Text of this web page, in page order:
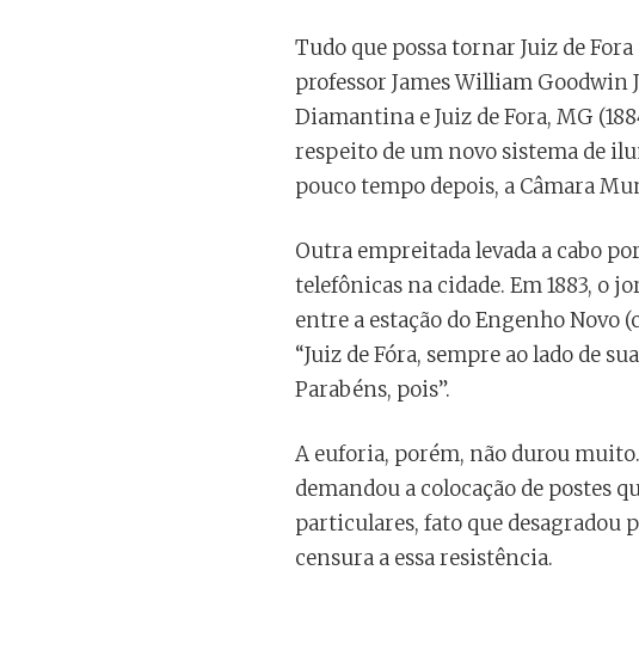
Tudo que possa tornar Juiz de
professor James William Goodwin
Diamantina e Juiz de Fora, MG
respeito de um novo sistema de
pouco tempo depois, a Câmara
Outra empreitada levada a cabo
telefônicas na cidade. Em 1883, o
entre a estação do Engenho Novo
“Juiz de Fóra, sempre ao lado de
Parabéns, pois”.
A euforia, porém, não durou
demandou a colocação de postes
particulares, fato que desagradou
censura a essa resistência.